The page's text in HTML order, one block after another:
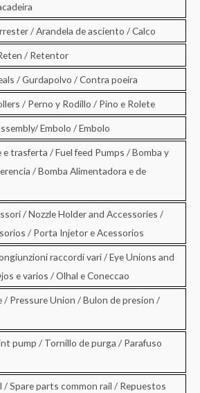
/ Arandela de asciento / Calco
/ Retentor
/ Gurdapolvo / Contra poeira
/ Perno y Rodillo / Pino e Rolete
Embolo / Embolo
e trasferta / Fuel feed Pumps / Bomba y
/ Bomba Alimentadora e de
/ Nozzle Holder and Accessories /
/ Porta Injetor e Acessorios
raccordi vari / Eye Unions and
e varios / Olhal e Coneccao
/ Pressure Union / Bulon de presion /
pump / Tornillo de purga / Parafuso
/ Spare parts common rail / Repuestos